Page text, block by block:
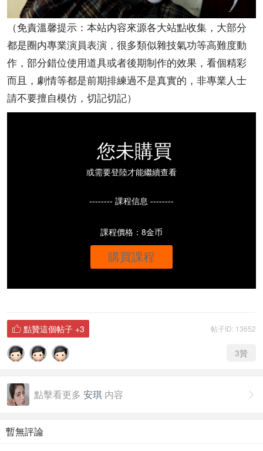
（免責溫馨提示：本站内容來源各大站點收集，大部分
都是圈内專業演員表演，很多類似雜技氣功等高難度動
作，部分錯位使用道具或者後期制作的效果，看個精彩
而且，劇情等都是前期排練過不是真實的，非專業人士
請不要擅自模仿，切記切記）
您未購買
或需要登陸才能繼續查看
-------- 課程信息 --------
課程價格：8金币
購買課程
帖子ID: 13652
 點贊這個帖子 +3
3贊

點擊看更多 安琪 内容
暫無評論